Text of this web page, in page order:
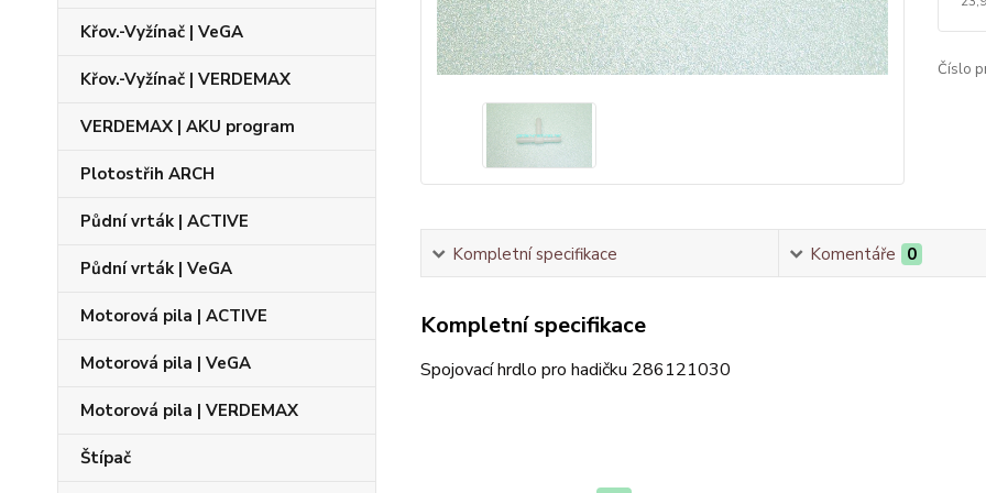
Křov.-Vyžínač | VeGA
Křov.-Vyžínač | VERDEMAX
VERDEMAX | AKU program
Plotostřih ARCH
Půdní vrták | ACTIVE
Půdní vrták | VeGA
Motorová pila | ACTIVE
Motorová pila | VeGA
Motorová pila | VERDEMAX
Štípač
Číslo
Kompletní specifikace Komentáře 0
Kompletní specifikace
Spojovací hrdlo pro hadičku 286121030